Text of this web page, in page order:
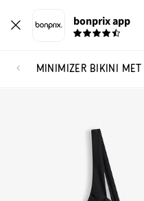
bonprix app